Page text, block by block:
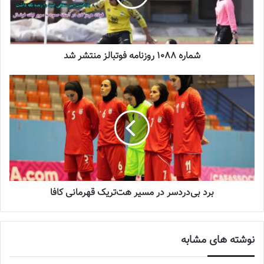
زنان
2023-06-14
تازه‌ترین خبرها از درمان ۲ ملی‌پوش فوتبال
2023-12-24
دعوت آزمون از 30 بازیکن به اردوی تیم ملی
2023-03-21
آینده درخشانی در انتظار فوتبال بانوان است
2022-12-10
شهرداری سیرجان در هفته چهارم هم مقابل خاتون بم در حالی صاحب
یک پنالتی شد که بازی با نتیجه یک بر یک دنبال می شد اما ملیکا متولی
شماره 1088 روزنامه فوتبالز منتشر شد
برد بی‌دردسر در مسیر هت‌تریک قهرمانی کافا
نوشته های مشابه